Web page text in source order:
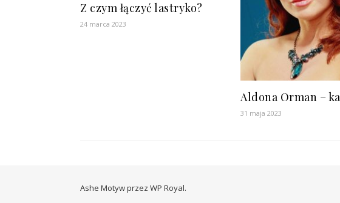
Z czym łączyć lastryko?
24 marca 2023
Aldona Orman –
31 maja 2023
Ashe Motyw przez WP Royal.